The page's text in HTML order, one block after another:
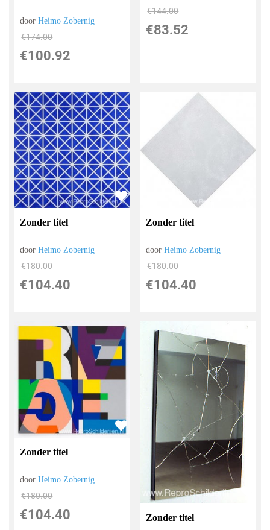
doorHeimo Zobernig
€174.00
€100.92
€144.00
€83.52
Zonder titel
doorHeimo Zobernig
€180.00
€104.40
Zonder titel
doorHeimo Zobernig
€180.00
€104.40
Zonder titel
doorHeimo Zobernig
€180.00
€104.40 Zonder titel